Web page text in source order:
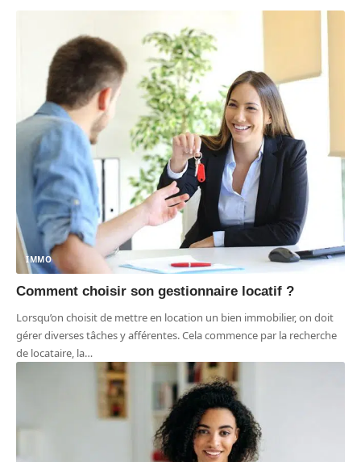
IMMO
Comment choisir son gestionnaire locatif ?
Lorsqu’on choisit de mettre en location un bien immobilier, on doit
gérer diverses tâches y afférentes. Cela commence par la recherche
de locataire, la…